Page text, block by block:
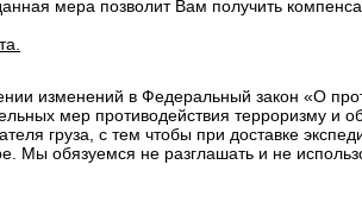
мера позволит Вам получить
изменений в Федеральный закон «О
мер противодействия терроризму и
груза, с тем чтобы при доставке
обязуемся не разглашать и не